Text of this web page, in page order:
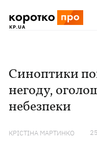
Синоптики
негоду,
небезпеки
КРІСТІНА МАРТИНКО